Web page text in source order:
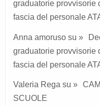
graduatorie provvisorie
fascia del personale
Anna amoruso su
graduatorie provvisorie
fascia del personale
Valeria Rega su
SCUOLE